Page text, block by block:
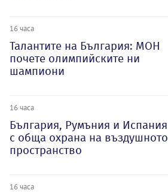
16 часа
Талантите на България: МОН
почете олимпийските ни
шампиони
16 часа
България, Румъния и Испания
с обща охрана на въздушното
пространство
16 часа